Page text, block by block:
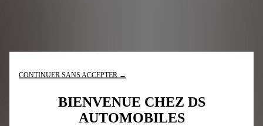
Newsletter
CONTINUER SANS ACCEPTER →
BIENVENUE CHEZ DS
AUTOMOBILES